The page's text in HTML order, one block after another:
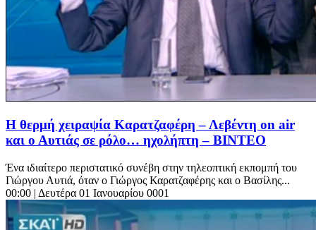
Η θερμή χειραψία Καρατζαφέρη – Λεβέντη on air
και ο Αυτιάς σε ρόλο… ηχολήπτη – ΒΙΝΤΕΟ
Ένα ιδιαίτερο περιστατικό συνέβη στην τηλεοπτική εκπομπή του
Γιώργου Αυτιά, όταν ο Γιώργος Καρατζαφέρης και ο Βασίλης...
00:00 | Δευτέρα 01 Ιανουαρίου 0001